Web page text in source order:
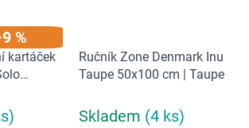
%
kartáček
Ručník Zone Denmark Inu
Taupe 50x100 cm | Taupe
Skladem (4 ks)